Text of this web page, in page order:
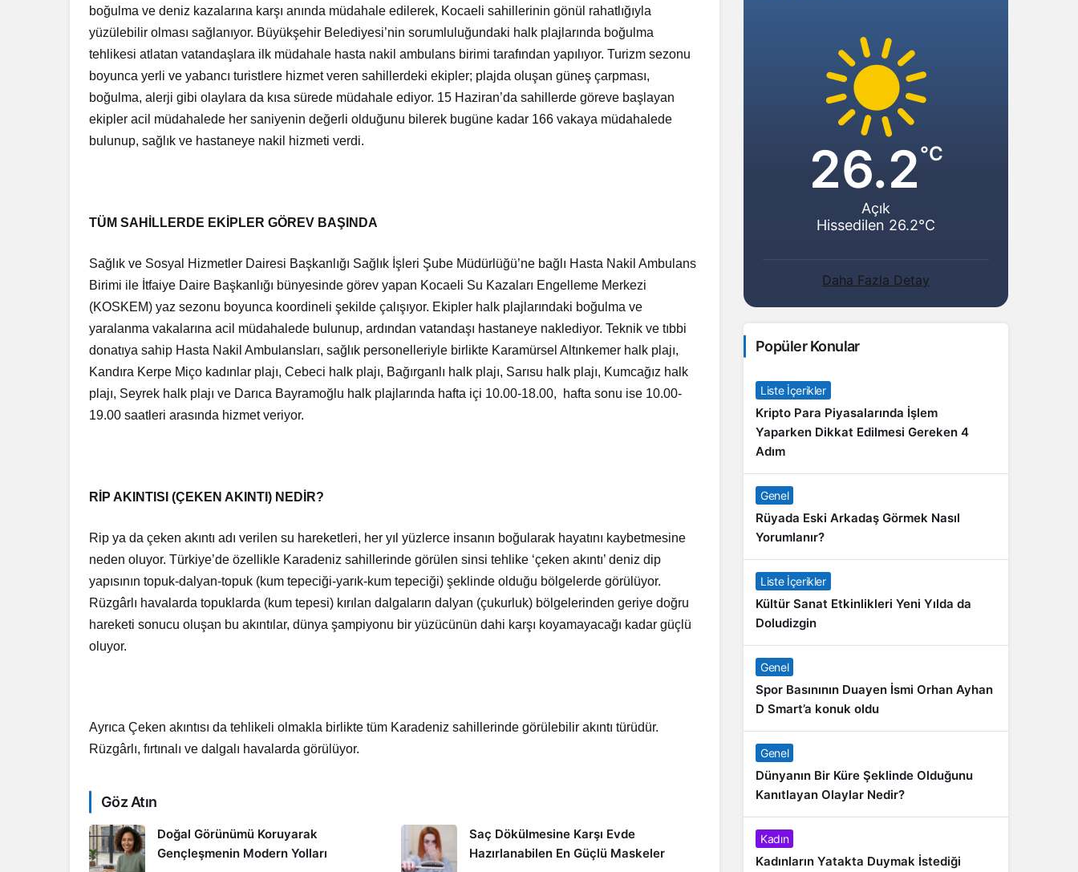
boğulma ve deniz kazalarına karşı anında müdahale edilerek, Kocaeli sahillerinin gönül rahatlığıyla
yüzülebilir olması sağlanıyor. Büyükşehir Belediyesi’nin sorumluluğundaki halk plajlarında boğulma
tehlikesi atlatan vatandaşlara ilk müdahale hasta nakil ambulans birimi tarafından yapılıyor. Turizm sezonu
boyunca yerli ve yabancı turistlere hizmet veren sahillerdeki ekipler; plajda oluşan güneş çarpması,
boğulma, alerji gibi olaylara da kısa sürede müdahale ediyor. 15 Haziran’da sahillerde göreve başlayan
ekipler acil müdahalede her saniyenin değerli olduğunu bilerek bugüne kadar 166 vakaya müdahalede
bulunup, sağlık ve hastaneye nakil hizmeti verdi.
TÜM SAHİLLERDE EKİPLER GÖREV BAŞINDA
Sağlık ve Sosyal Hizmetler Dairesi Başkanlığı Sağlık İşleri Şube Müdürlüğü’ne bağlı Hasta Nakil Ambulans
Birimi ile İtfaiye Daire Başkanlığı bünyesinde görev yapan Kocaeli Su Kazaları Engelleme Merkezi
(KOSKEM) yaz sezonu boyunca koordineli şekilde çalışıyor. Ekipler halk plajlarındaki boğulma ve
yaralanma vakalarına acil müdahalede bulunup, ardından vatandaşı hastaneye naklediyor. Teknik ve tıbbi
donatıya sahip Hasta Nakil Ambulansları, sağlık personelleriyle birlikte Karamürsel Altınkemer halk plajı,
Kandıra Kerpe Miço kadınlar plajı, Cebeci halk plajı, Bağırganlı halk plajı, Sarısu halk plajı, Kumcağız halk
plajı, Seyrek halk plajı ve Darıca Bayramoğlu halk plajlarında hafta içi 10.00-18.00, hafta sonu ise 10.00-
19.00 saatleri arasında hizmet veriyor.
RİP AKINTISI (ÇEKEN AKINTI) NEDİR?
Rip ya da çeken akıntı adı verilen su hareketleri, her yıl yüzlerce insanın boğularak hayatını kaybetmesine
neden oluyor. Türkiye’de özellikle Karadeniz sahillerinde görülen sinsi tehlike ‘çeken akıntı’ deniz dip
yapısının topuk-dalyan-topuk (kum tepeciği-yarık-kum tepeciği) şeklinde olduğu bölgelerde görülüyor.
Rüzgârlı havalarda topuklarda (kum tepesi) kırılan dalgaların dalyan (çukurluk) bölgelerinden geriye doğru
hareketi sonucu oluşan bu akıntılar, dünya şampiyonu bir yüzücünün dahi karşı koyamayacağı kadar güçlü
oluyor.
Ayrıca Çeken akıntısı da tehlikeli olmakla birlikte tüm Karadeniz sahillerinde görülebilir akıntı türüdür.
Rüzgârlı, fırtınalı ve dalgalı havalarda görülüyor.
Göz Atın
Doğal Görünümü Koruyarak
Gençleşmenin Modern Yolları
Saç Dökülmesine Karşı Evde
Hazırlanabilen En Güçlü Maskeler
26.2°C
Açık
Hissedilen 26.2°C
Daha Fazla Detay
Popüler Konular
Liste İçerikler
Kripto Para Piyasalarında İşlem
Yaparken Dikkat Edilmesi Gereken 4
Adım
Genel
Rüyada Eski Arkadaş Görmek Nasıl
Yorumlanır?
Liste İçerikler
Kültür Sanat Etkinlikleri Yeni Yılda da
Doludizgin
Genel
Spor Basınının Duayen İsmi Orhan Ayhan
D Smart’a konuk oldu
Genel
Dünyanın Bir Küre Şeklinde Olduğunu
Kanıtlayan Olaylar Nedir?
Kadın
Kadınların Yatakta Duymak İstediği